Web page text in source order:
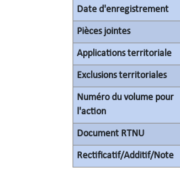
Date d'enregistrement
Pièces jointes
Applications territoriale
Exclusions territoriales
Numéro du volume pour
l'action
Document RTNU
Rectificatif/Additif/Note